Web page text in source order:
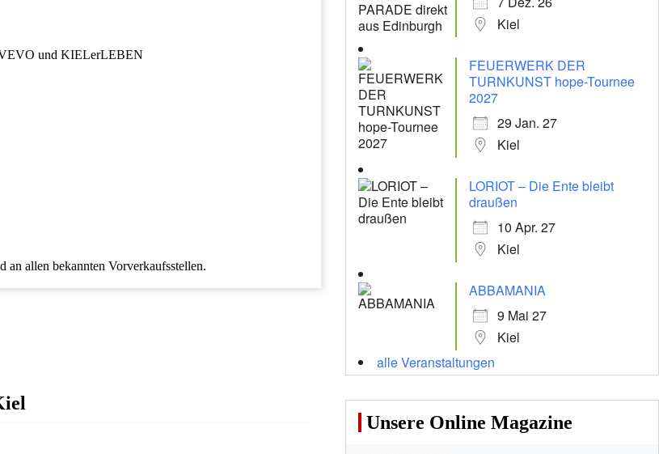
und KIELerLEBEN
allen bekannten Vorverkaufsstellen.
Kiel
FEUERWERK DER
TURNKUNST hope-Tournee
2027
29 Jan. 27
Kiel
LORIOT – Die Ente bleibt
draußen
10 Apr. 27
Kiel
ABBAMANIA
9 Mai 27
Kiel
alle Veranstaltungen
Unsere Online Magazine